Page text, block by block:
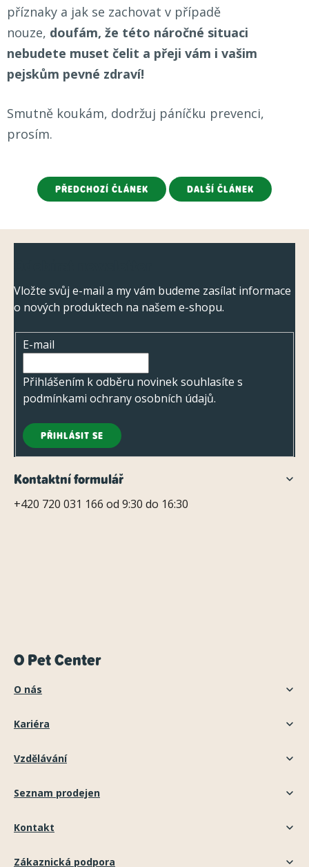
příznaky a jak se zachovat v případě
nouze, doufám, že této náročné situaci
nebudete muset čelit a přeji vám i vašim
pejskům pevné zdraví!
Smutně koukám, dodržuj páníčku prevenci,
prosím.
PŘEDCHOZÍ ČLÁNEK DALŠÍ ČLÁNEK
Vložte svůj e-mail a my vám budeme zasílat informace
o nových produktech na našem e-shopu.
E-mail
Přihlášením k odběru novinek souhlasíte s
podmínkami ochrany osobních údajů.
PŘIHLÁSIT SE
Kontaktní formulář
+420 720 031 166 od 9:30 do 16:30
O Pet Center
O nás
Kariéra
Vzdělávání
Seznam prodejen
Kontakt
Zákaznická podpora